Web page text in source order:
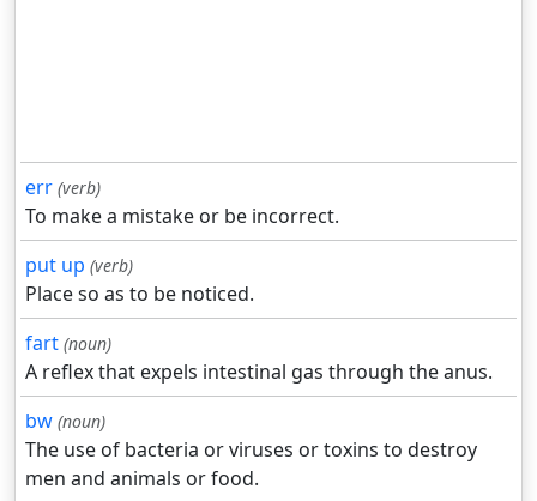
err (verb)
To make a mistake or be incorrect.
put up (verb)
Place so as to be noticed.
fart (noun)
A reflex that expels intestinal gas through the anus.
bw (noun)
The use of bacteria or viruses or toxins to destroy
men and animals or food.